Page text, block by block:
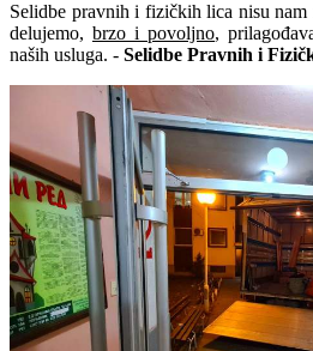
Selidbe pravnih i fizičkih lica nisu nam
delujemo, brzo i povoljno,
naših usluga. - Selidbe Pravnih i